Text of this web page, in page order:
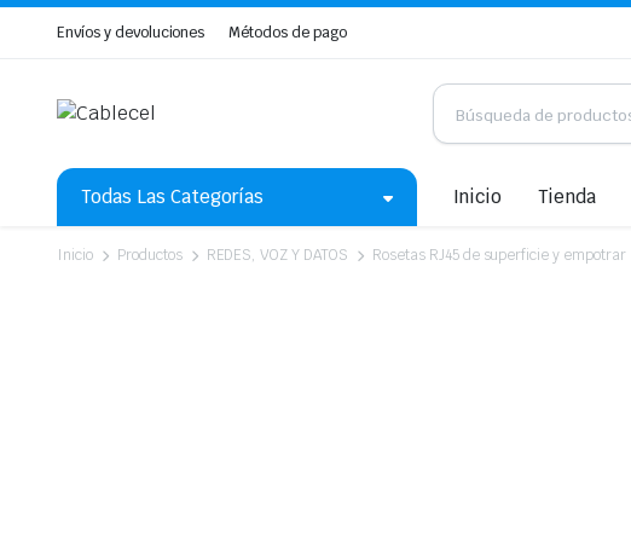
Envíos y devoluciones Métodos de pago
Todas Las Categorías Inicio Tienda
Inicio Productos REDES, VOZ Y DATOS Rosetas RJ45 de superficie y empotrar